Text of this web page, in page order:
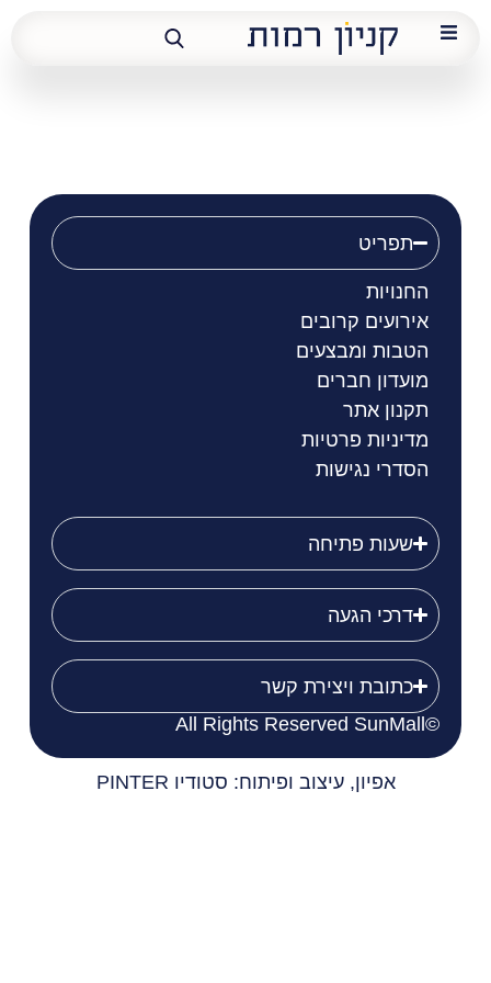
תפריט
החנויות
אירועים קרובים
הטבות ומבצעים
מועדון חברים
תקנון אתר
מדיניות פרטיות
הסדרי נגישות
שעות פתיחה
דרכי הגעה
כתובת ויצירת קשר
©All Rights Reserved SunMall
אפיון, עיצוב ופיתוח: סטודיו PINTER